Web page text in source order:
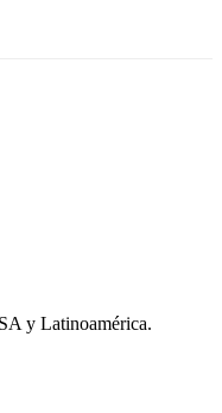
y Latinoamérica.